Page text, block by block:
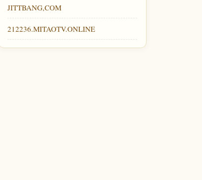
JITTBANG,COM
212236.MITAOTV.ONLINE